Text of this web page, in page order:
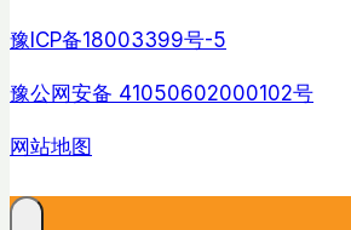
豫ICP备18003399号-5
豫公网安备 41050602000102号
网站地图